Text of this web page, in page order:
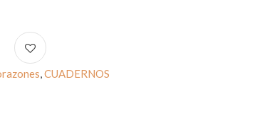
,CUADERNOS